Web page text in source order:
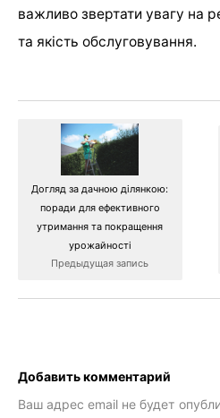
важливо звертати увагу на
та якість обслуговування.
Догляд за дачною ділянкою:
поради для ефективного
утримання та покращення
урожайності
Предыдущая запись
Добавить комментарий
Ваш адрес email не будет